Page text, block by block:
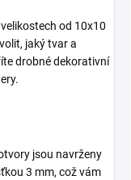
od 10x10
jaký tvar a
drobné dekorativní
jsou navrženy
3 mm, což vám